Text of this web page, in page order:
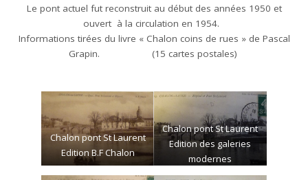
Le pont actuel fut reconstruit au début des années 1950 et
ouvert à la circulation en 1954.
Informations tirées du livre « Chalon coins de rues » de Pascal
Grapin. (15 cartes postales)
Chalon pont St Laurent
Edition B.F Chalon
Chalon pont St Laurent
Edition des galeries
modernes